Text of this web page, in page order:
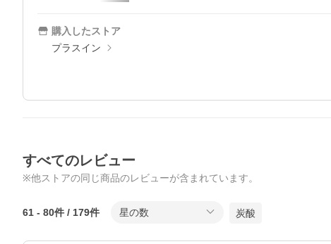
購入したストア
プラスイン
すべてのレビュー
※他ストアの同じ商品のレビューが含まれています。
61 - 80件 / 179件 星の数 炭酸